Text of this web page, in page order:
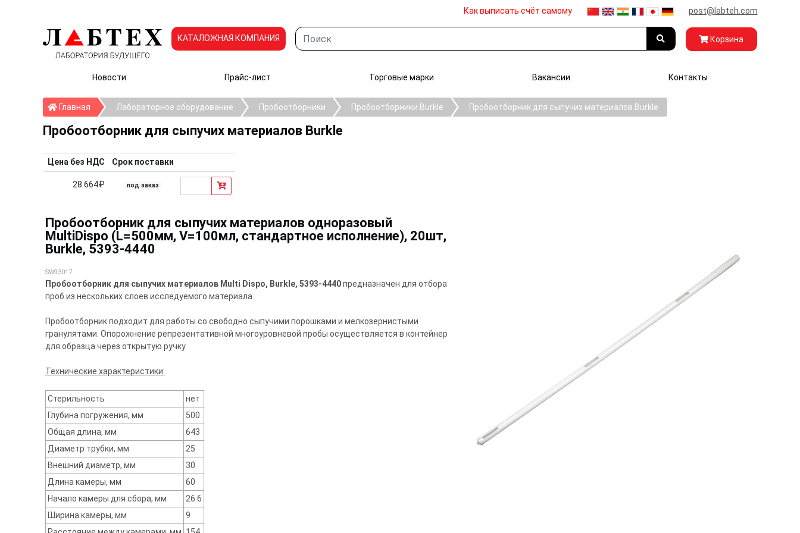
Как выписать счёт самому post@labteh.com
КАТАЛОЖНАЯ КОМПАНИЯ Корзина
Новости Прайс-лист Торговые марки Вакансии Контакты
ГлавнаяГлавнаяЛабораторное оборудование Пробоотборники Пробоотборники Burkle Пробоотборник для сыпучих материалов Burkle
Пробоотборник для сыпучих материалов Burkle
Цена без НДС Срок поставки
28 664₽ под заказ
Пробоотборник для сыпучих материалов одноразовый
MultiDispo (L=500мм, V=100мл, стандартное исполнение), 20шт,
Burkle, 5393-4440
SW93017
Пробоотборник для сыпучих материалов Multi Dispo, Burkle, 5393-4440предназначен для отбора
проб из нескольких слоёв исследуемого материала.
Пробоотборник подходит для работы со свободно сыпучими порошками и мелкозернистыми
гранулятами. Опорожнение репрезентативной многоуровневой пробы осуществляется в контейнер
для образца через открытую ручку.
Технические характеристики:
Стерильность
нет
Глубина погружения, мм
500
Общая длина, мм
643
Диаметр трубки, мм
25
Внешний диаметр, мм
30
Длина камеры, мм
60
Начало камеры для сбора, мм
26.6
Ширина камеры, мм
9